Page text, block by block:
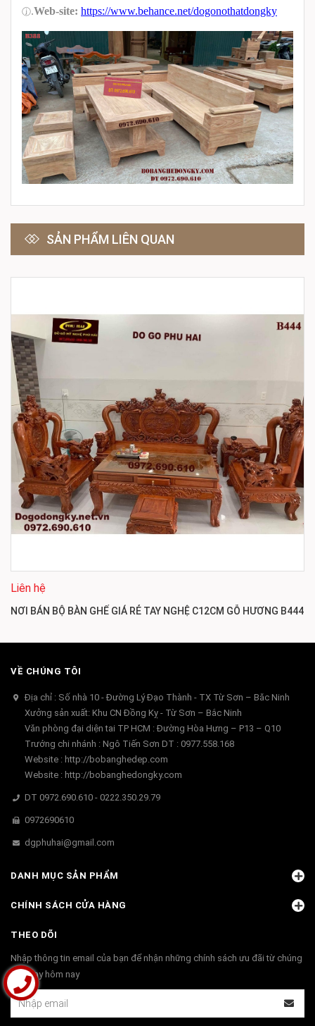
ⓙ.Web-site: https://www.behance.net/dogonothatdongky
SẢN PHẨM LIÊN QUAN
Liên hệ
NƠI BÁN BỘ BÀN GHẾ GIÁ RẺ TAY NGHỆ C12CM GỖ HƯƠNG B444
VỀ CHÚNG TÔI
Địa chỉ : Số nhà 10 - Đường Lý Đạo Thành - TX Từ Sơn – Băc Ninh
Xưởng sản xuất: Khu CN Đồng Kỵ - Từ Sơn – Bắc Ninh
Văn phòng đại diện tai TP HCM : Đường Hòa Hưng – P13 – Q10
Trướng chi nhánh : Ngô Tiến Sơn DT : 0977.558.168
Website : http://bobanghedep.com
Website : http://bobanghedongky.com
DT 0972.690.610 - 0222.350.29.79
0972690610
dgphuhai@gmail.com
DANH MỤC SẢN PHẨM
CHÍNH SÁCH CỬA HÀNG
THEO DÕI
Nhập thông tin email của bạn để nhận những chính sách ưu đãi từ chúng
tôi ngay hôm nay